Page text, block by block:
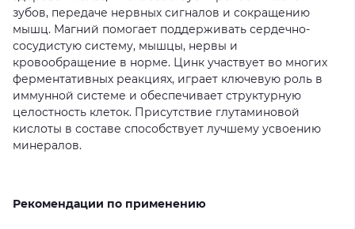
зубов, передаче нервных сигналов и сокращению
мышц. Магний помогает поддерживать сердечно-
сосудистую систему, мышцы, нервы и
кровообращение в норме. Цинк участвует во многих
ферментативных реакциях, играет ключевую роль в
иммунной системе и обеспечивает структурную
целостность клеток. Присутствие глутаминовой
кислоты в составе способствует лучшему усвоению
минералов.
Рекомендации по применению